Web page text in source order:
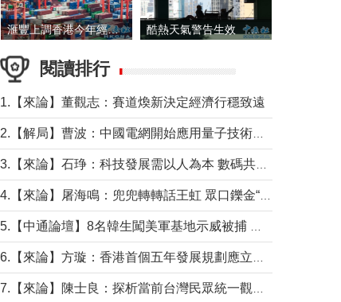
滙豐上調香港今年經濟增長預測至4.5% 酷熱天氣警告生效 本港高溫持續至下周
閱讀排行
1.【來論】董觀志：賽道煥新決定經濟行穩致遠